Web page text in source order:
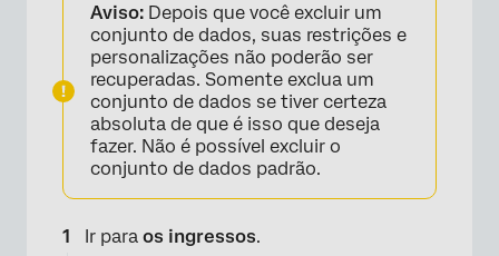
Aviso: Depois que você excluir um
conjunto de dados, suas restrições e
personalizações não poderão ser
recuperadas. Somente exclua um
conjunto de dados se tiver certeza
absoluta de que é isso que deseja
fazer. Não é possível excluir o
conjunto de dados padrão.
Ir para os ingressos.